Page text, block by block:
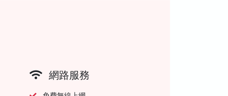
網路服務